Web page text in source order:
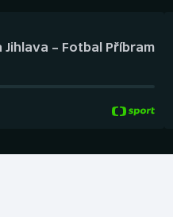
volejbal– Fotbal Příbram